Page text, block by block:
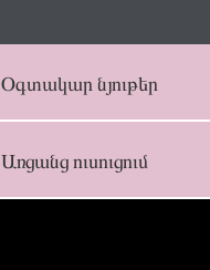
Օգտակար նյութեր
Առցանց ուսուցում